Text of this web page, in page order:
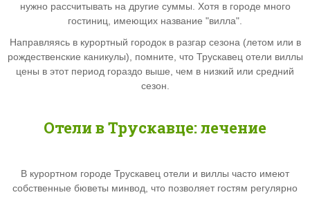
нужно рассчитывать на другие суммы. Хотя в городе много
гостиниц, имеющих название "вилла".
Направляясь в курортный городок в разгар сезона (летом или в
рождественские каникулы), помните, что Трускавец отели виллы
цены в этот период гораздо выше, чем в низкий или средний
сезон.
Отели в Трускавце:лечение
В курортном городе Трускавец отели и виллы часто имеют
собственные бюветы минвод, что позволяет гостям регулярно